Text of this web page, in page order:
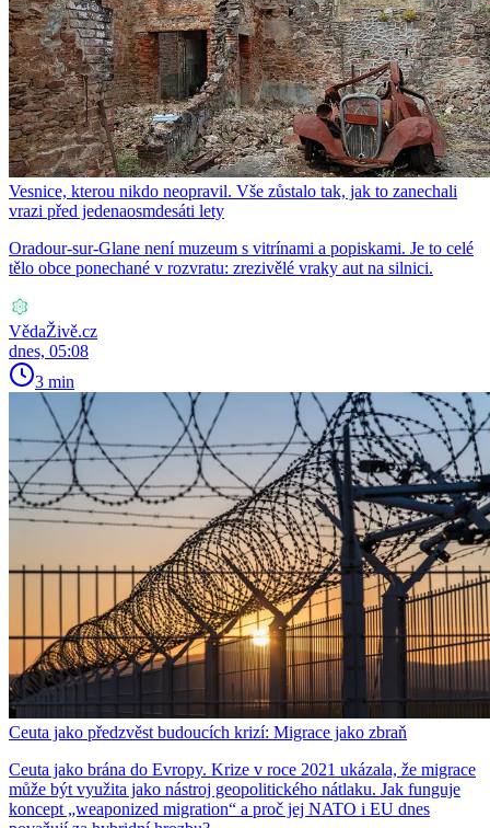
Vesnice, kterou nikdo neopravil. Vše zůstalo tak, jak to zanechali
vrazi před jedenaosmdesáti lety
Oradour-sur-Glane není muzeum s vitrínami a popiskami. Je to celé
tělo obce ponechané v rozvratu: zrezivělé vraky aut na silnici.
VědaŽivě.cz
dnes, 05:08
3 min
Ceuta jako předzvěst budoucích krizí: Migrace jako zbraň
Ceuta jako brána do Evropy. Krize v roce 2021 ukázala, že migrace
může být využita jako nástroj geopolitického nátlaku. Jak funguje
koncept „weaponized migration“ a proč jej NATO i EU dnes